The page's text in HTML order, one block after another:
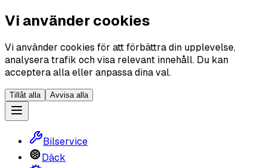
Vi använder cookies
Vi använder cookies för att förbättra din upplevelse,
analysera trafik och visa relevant innehåll. Du kan
acceptera alla eller anpassa dina val.
Tillåt alla Avvisa alla
Bilservice
Däck